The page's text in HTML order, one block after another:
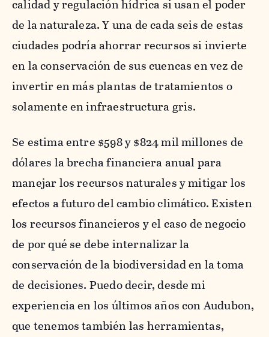
calidad y regulación hídrica si usan el poder
de la naturaleza. Y una de cada seis de estas
ciudades podría ahorrar recursos si invierte
en la conservación de sus cuencas en vez de
invertir en más plantas de tratamientos o
solamente en infraestructura gris.
Se estima entre $598 y $824 mil millones de
dólares la brecha financiera anual para
manejar los recursos naturales y mitigar los
efectos a futuro del cambio climático. Existen
los recursos financieros y el caso de negocio
de por qué se debe internalizar la
conservación de la biodiversidad en la toma
de decisiones. Puedo decir, desde mi
experiencia en los últimos años con Audubon,
que tenemos también las herramientas,